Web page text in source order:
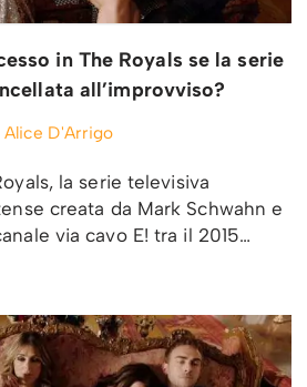
in The Royals se la serie
all’improvviso?
Alice D'Arrigo
la serie televisiva
creata da Mark Schwahn e
via cavo E! tra il 2015…